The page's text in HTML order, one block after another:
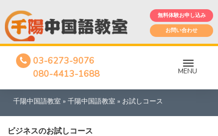
無料体験お申し込み
お問い合わせ
MENU
03-6273-9076
080-4413-1688
千陽中国語教室 »千陽中国語教室 » お試しコース
ビジネスのお試しコース